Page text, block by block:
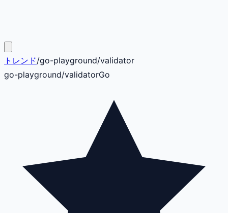
トレンド/go-playground/validator
go-playground/validatorGo